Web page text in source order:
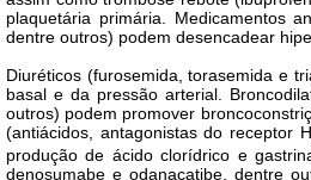
plaquetária primária. Medicamentos
dentre outros) podem desencadear
Diuréticos (furosemida, torasemida e
basal e da pressão arterial.
outros) podem promover
(antiácidos, antagonistas do receptor H
produção de ácido clorídrico e
denosumabe e odanacatibe, dentre